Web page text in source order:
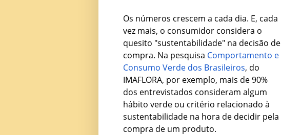
Os números crescem a cada dia. E, cada
vez mais, o consumidor considera o
quesito "sustentabilidade" na decisão de
compra. Na pesquisa Comportamento e
Consumo Verde dos Brasileiros, do
IMAFLORA, por exemplo, mais de 90%
dos entrevistados consideram algum
hábito verde ou critério relacionado à
sustentabilidade na hora de decidir pela
compra de um produto.